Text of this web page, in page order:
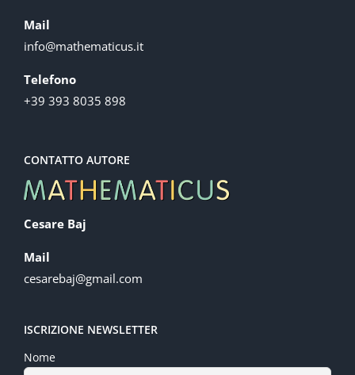
Mail
info@mathematicus.it
Telefono
+39 393 8035 898
CONTATTO AUTORE
Cesare Baj
Mail
cesarebaj@gmail.com
ISCRIZIONE NEWSLETTER
Nome